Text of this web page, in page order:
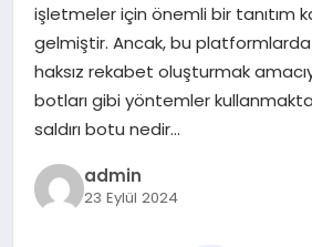
TEKNOLOJI
işletmeler için önemli bir tanıtım
gelmiştir. Ancak, bu
haksız rekabet oluşturmak
botları gibi yöntemler
saldırı botu nedir…
admin
23 Eylül 2024